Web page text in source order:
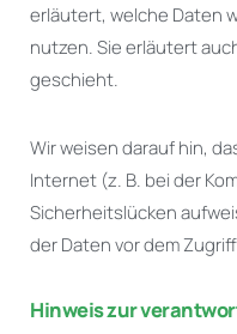
erläutert, welche Daten
nutzen. Sie erläutert
geschieht.
Wir weisen darauf hin,
Internet (z. B. bei der
Sicherheitslücken
der Daten vor dem
Hinweis zur